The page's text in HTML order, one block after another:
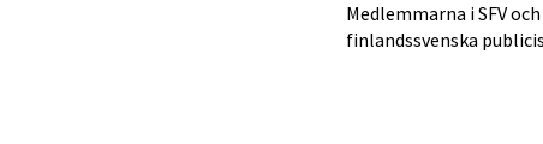
Medlemmarna i SFV
finlandssvenska